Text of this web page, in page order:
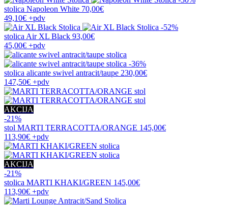
stolica Napoleon White 70,00€
49,10€ +pdv
-52%
stolicaAir XL Black 93,00€
45,00€ +pdv
-36%
stolica alicante swivel antracit/taupe 230,00€
147,50€ +pdv
AKCIJA
-21%
stol MARTI TERRACOTTA/ORANGE 145,00€
113,90€ +pdv
AKCIJA
-21%
stolica MARTI KHAKI/GREEN 145,00€
113,90€ +pdv